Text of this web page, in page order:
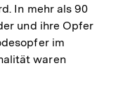
In mehr als 90
und ihre Opfer
im
waren